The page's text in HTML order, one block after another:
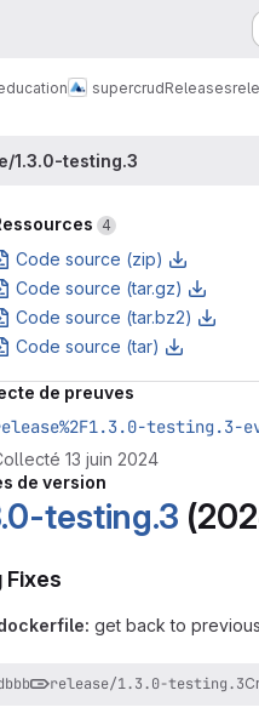
supercrudReleases
1.3.0-testing.3
4
Code source (zip)
Code source (tar.gz)
Code source (tar.bz2)
Code source (tar)
de preuves
testing.3-
13 juin 2024
de version
testing.3
Fixes
get back to
release/1.3.0-testing.3